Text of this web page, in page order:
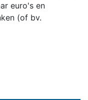
euro's en
(of bv.